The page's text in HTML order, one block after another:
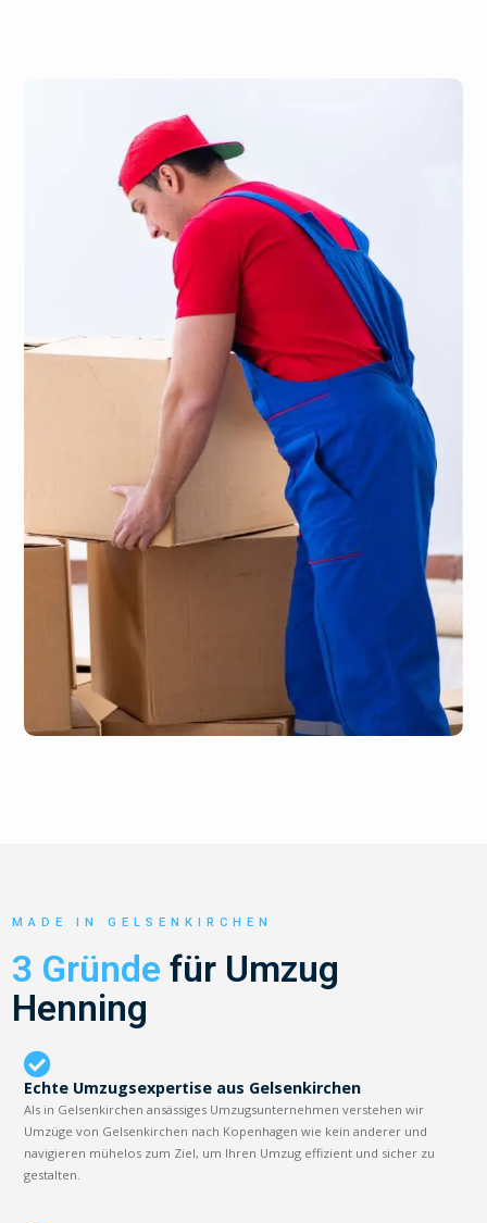
MADE IN GELSENKIRCHEN
3 Gründe für Umzug
Henning
Echte Umzugsexpertise aus Gelsenkirchen
Als in Gelsenkirchen ansässiges Umzugsunternehmen verstehen wir
Umzüge von Gelsenkirchen nach Kopenhagen wie kein anderer und
navigieren mühelos zum Ziel, um Ihren Umzug effizient und sicher zu
gestalten.